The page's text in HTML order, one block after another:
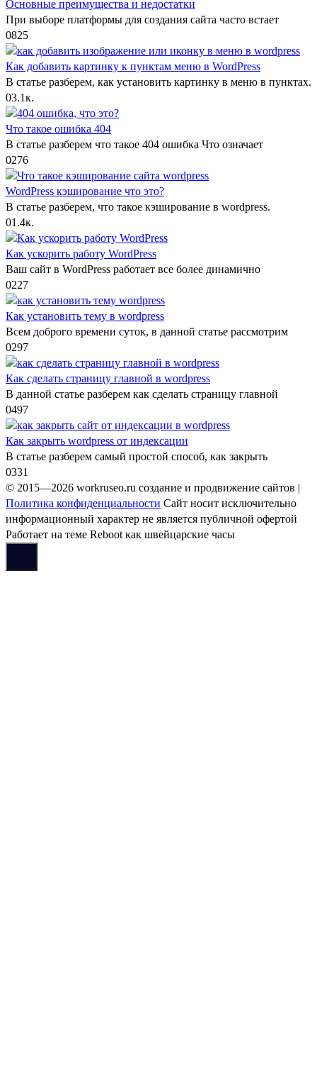
Основные преимущества и недостатки
При выборе платформы для создания сайта часто встает
0825
Как добавить картинку к пунктам меню в WordPress
В статье разберем, как установить картинку в меню в пунктах.
03.1к.
Что такое ошибка 404
В статье разберем что такое 404 ошибка Что означает
0276
WordPress кэширование что это?
В статье разберем, что такое кэширование в wordpress.
01.4к.
Как ускорить работу WordPress
Ваш сайт в WordPress работает все более динамично
0227
Как установить тему в wordpress
Всем доброго времени суток, в данной статье рассмотрим
0297
Как сделать страницу главной в wordpress
В данной статье разберем как сделать страницу главной
0497
Как закрыть wordpress от индексации
В статье разберем самый простой способ, как закрыть
0331
© 2015—2026 workruseo.ru создание и продвижение сайтов |
Политика конфиденциальности Сайт носит исключительно
информационный характер не является публичной офертой
Работает на теме Reboot как швейцарские часы